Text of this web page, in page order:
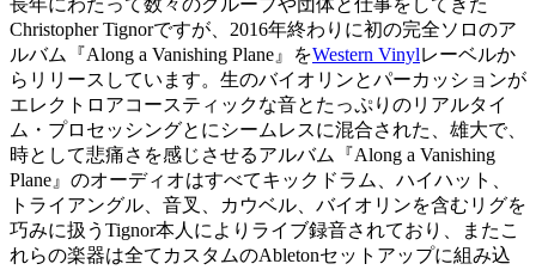
長年にわたって数々のグループや団体と仕事をしてきた
Christopher Tignorですが、2016年終わりに初の完全ソロのア
ルバム『Along a Vanishing Plane』をWestern Vinylレーベルか
らリリースしています。生のバイオリンとパーカッションが
エレクトロアコースティックな音とたっぷりのリアルタイ
ム・プロセッシングとにシームレスに混合された、雄大で、
時として悲痛さを感じさせるアルバム『Along a Vanishing
Plane』のオーディオはすべてキックドラム、ハイハット、
トライアングル、音叉、カウベル、バイオリンを含むリグを
巧みに扱うTignor本人によりライブ録音されており、またこ
れらの楽器は全てカスタムのAbletonセットアップに組み込